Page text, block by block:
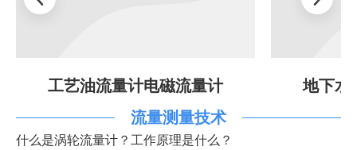
工艺油流量计电磁流量计
地下水
流量测量技术
什么是涡轮流量计？工作原理是什么？